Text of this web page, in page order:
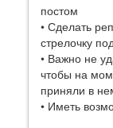
постом
• Сделать
стрелочку
• Важно не
чтобы на
приняли в
• Иметь